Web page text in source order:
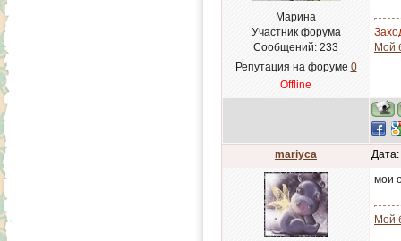
Марина
Участник форума
Сообщений: 233
Репутация на форуме 0
Offline
Мой
mariyca
мои
Мой